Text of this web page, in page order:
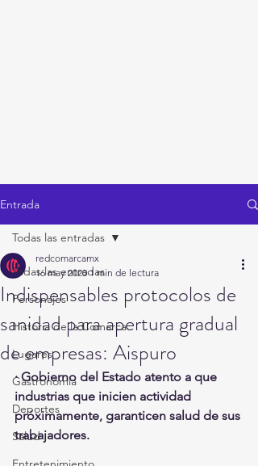
Entrada
Todas las entradas
Personajes
Historia de la Comarca
Lugares
Gastronomía
Deportes
Salud
Todas las entradas
Indispensables protocolos de
sanidad para apertura gradual
de empresas: Aispuro
redcomarcamx
16 may 2020 1 min de lectura
· Gobierno del Estado atento a que
industrias que inicien actividad
próximamente, garanticen salud de sus
trabajadores.